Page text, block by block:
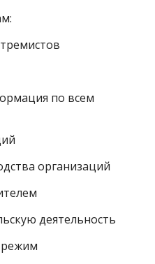
по всем
организаций
деятельность